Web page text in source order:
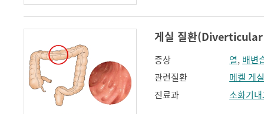
게실 질환
증상 열, 배변
관련질환
메켈 게
진료과
소화기